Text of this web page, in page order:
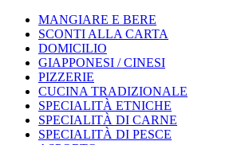
MANGIARE E BERE
SCONTI ALLA CARTA
DOMICILIO
GIAPPONESI / CINESI
PIZZERIE
CUCINA TRADIZIONALE
SPECIALITÀ ETNICHE
SPECIALITÀ DI CARNE
SPECIALITÀ DI PESCE